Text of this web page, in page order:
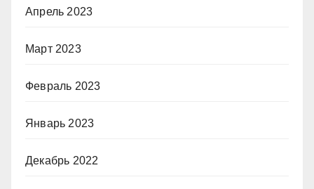
Апрель 2023
Март 2023
Февраль 2023
Январь 2023
Декабрь 2022